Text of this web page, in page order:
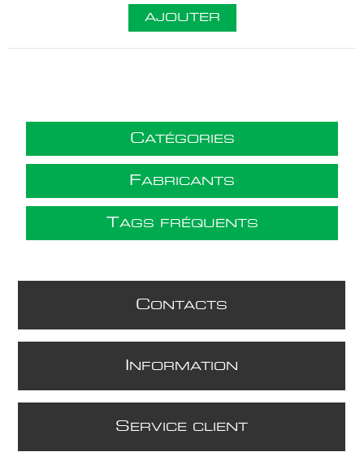
AJOUTER
CATÉGORIES
FABRICANTS
TAGS FRÉQUENTS
CONTACTS
NFORMATION
S ERVICE CLIENT